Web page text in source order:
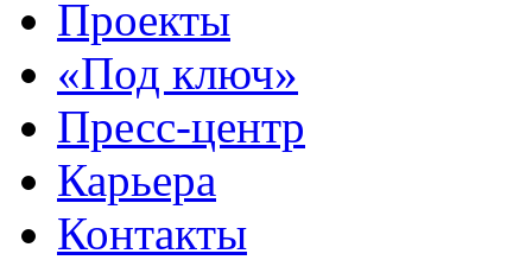
Проекты
«Под ключ»
Пресс-центр
Карьера
Контакты